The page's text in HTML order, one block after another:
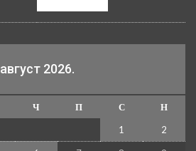
август 2026.
Ч П С
Н
1
2